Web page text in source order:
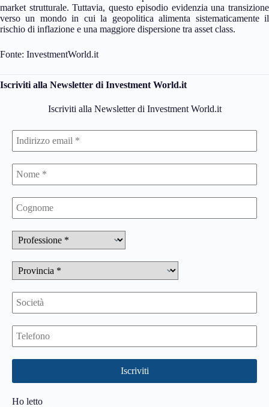
market strutturale. Tuttavia, questo episodio evidenzia una transizione
verso un mondo in cui la geopolitica alimenta sistematicamente il
rischio di inflazione e una maggiore dispersione tra asset class.
Fonte: InvestmentWorld.it
Iscriviti alla Newsletter di Investment World.it
Iscriviti alla Newsletter di Investment World.it
Ho letto